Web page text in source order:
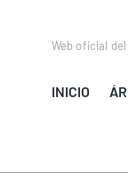
Web oficial
INICIO